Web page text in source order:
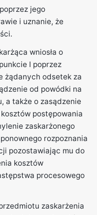
poprzez jego
i uznanie, że
wniosła o
I poprzez
żądanych odsetek za
od powódki na
a także o zasądzenie
postępowania
zaskarżonego
rozpoznania
pozostawiając mu do
kosztów
procesowego
zaskarżenia